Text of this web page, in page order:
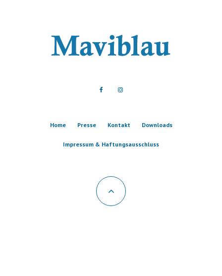
Home Presse Kontakt Downloads
Impressum & Haftungsausschluss